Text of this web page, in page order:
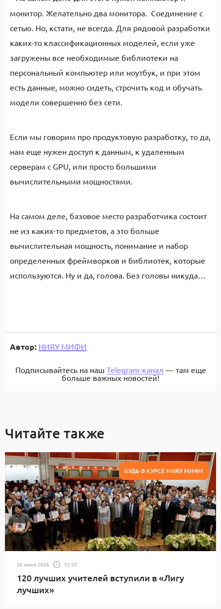
монитор. Желательно два монитора. Соединение с
сетью. Но, кстати, не всегда. Для рядовой разработки
каких-то классификационных моделей, если уже
загружены все необходимые библиотеки на
персональный компьютер или ноутбук, и при этом
есть данные, можно сидеть, строчить код и обучать
модели совершенно без сети.
Если мы говорим про продуктовую разработку, то да,
нам еще нужен доступ к данным, к удаленным
серверам с GPU, или просто большими
вычислительными мощностями.
На самом деле, базовое место разработчика состоит
не из каких-то предметов, а это больше
вычислительная мощность, понимание и набор
определенных фреймворков и библиотек, которые
используются. Ну и да, голова. Без головы никуда…
Автор: НИЯУ МИФИ
Подписывайтесь на наш Telegram-канал — там еще
больше важных новостей!
Читайте также
БУДЬ В КУРСЕ НИЯУ МИФИ
26 июня 2026 12:05
120 лучших учителей вступили в «Лигу
лучших»